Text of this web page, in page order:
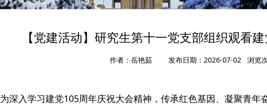
【党建活动】研究生第十一党支部组织观看
作者：岳艳茹 发布日期：2026-07-02 浏览次
为深入学习建党105周年庆祝大会精神，传承红色基因、凝聚青年